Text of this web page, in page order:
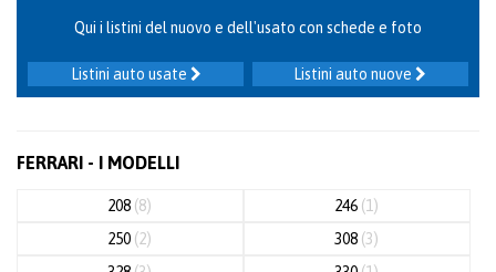
Qui i listini del nuovo e dell'usato con schede e foto
Listini auto nuove
Listini auto usate
FERRARI - I MODELLI
208 (8) 246 (1)
250 (2) 308 (3)